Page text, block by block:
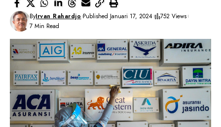
ByIrvan Rahardjo Published Januari 17, 2024
752 Views
7 Min Read